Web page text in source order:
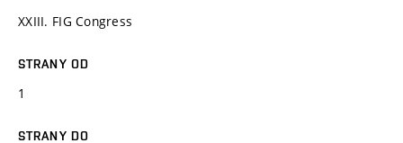
XXIII. FIG Congress
STRANY OD
1
STRANY DO